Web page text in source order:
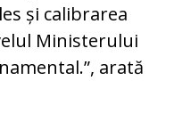
și calibrarea
Ministerului
arată